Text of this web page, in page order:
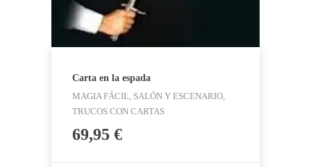
Carta en la espada
MAGIA FÁCIL, SALÓN Y ESCENARIO,
TRUCOS CON CARTAS
69,95 €